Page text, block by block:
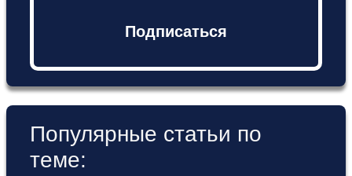
Подписаться
Популярные статьи по
теме: